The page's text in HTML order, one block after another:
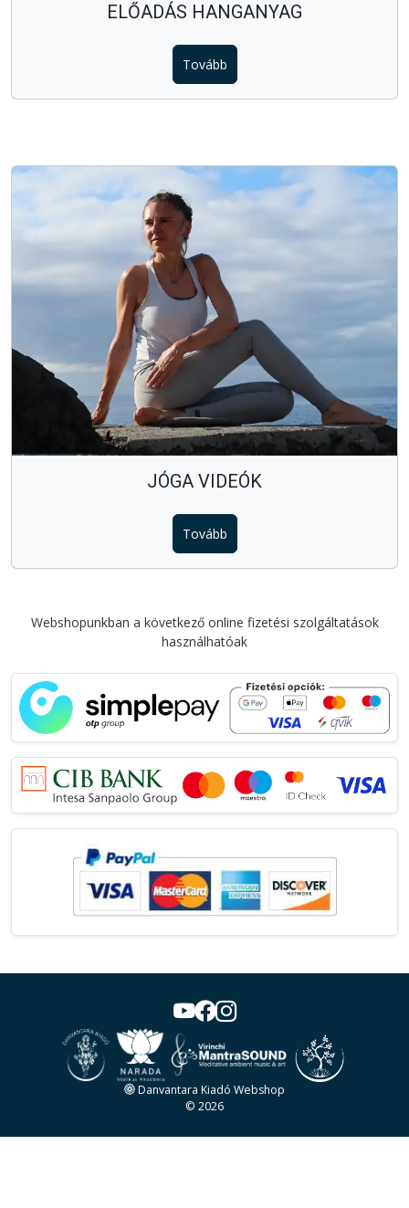
ELŐADÁS HANGANYAG
Tovább
JÓGA VIDEÓK
Tovább
Webshopunkban a következő online fizetési szolgáltatások
használhatóak
Danvantara Kiadó Webshop
© 2026